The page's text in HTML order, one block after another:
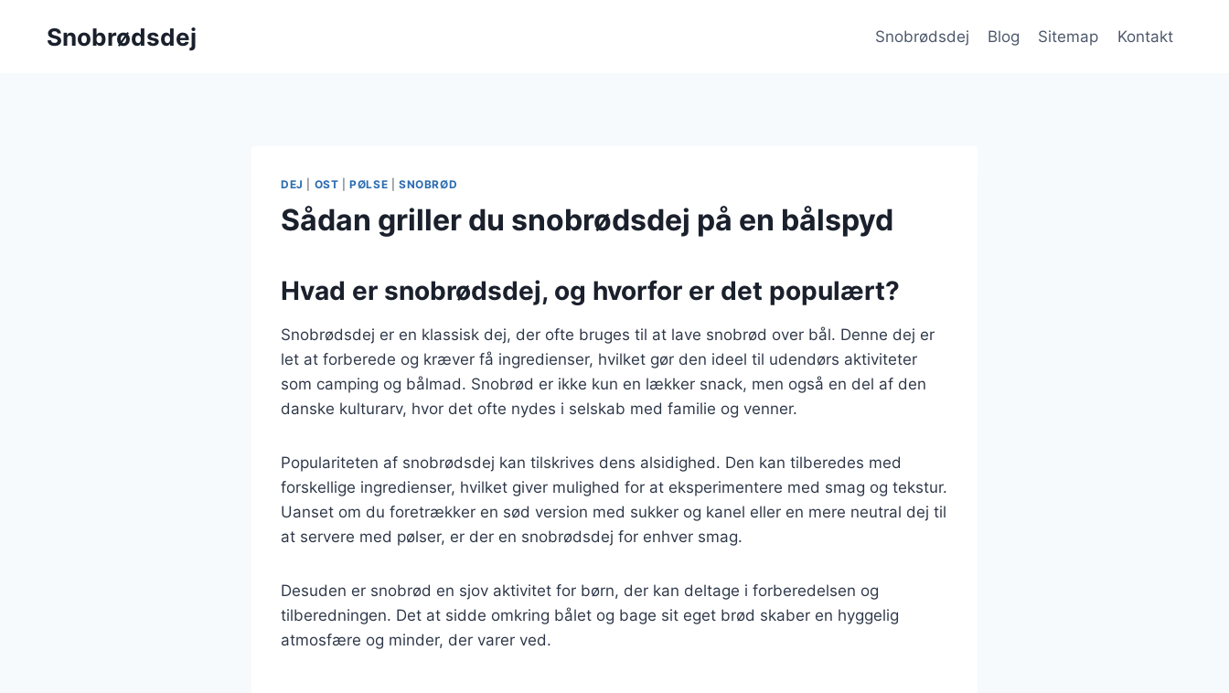
Snobrødsdej Snobrødsdej Blog Sitemap Kontakt
DEJ OST |PØLSE SNOBRØD
Sådan griller du snobrødsdej på en bålspyd
Hvad er snobrødsdej, og hvorfor er det populært?
Snobrødsdej er en klassisk dej, der ofte bruges til at lave snobrød over bål. Denne dej er
let at forberede og kræver få ingredienser, hvilket gør den ideel til udendørs aktiviteter
som camping og bålmad. Snobrød er ikke kun en lækker snack, men også en del af den
danske kulturarv, hvor det ofte nydes i selskab med familie og venner.
Populariteten af snobrødsdej kan tilskrives dens alsidighed. Den kan tilberedes med
forskellige ingredienser, hvilket giver mulighed for at eksperimentere med smag og tekstur.
Uanset om du foretrækker en sød version med sukker og kanel eller en mere neutral dej til
at servere med pølser, er der en snobrødsdej for enhver smag.
Desuden er snobrød en sjov aktivitet for børn, der kan deltage i forberedelsen og
tilberedningen. Det at sidde omkring bålet og bage sit eget brød skaber en hyggelig
atmosfære og minder, der varer ved.